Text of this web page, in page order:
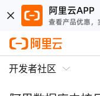
开发者社区